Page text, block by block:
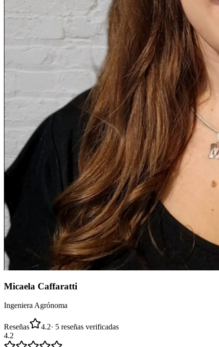
Micaela Caffaratti
Ingeniera Agrónoma
Reseñas 4.2· 5 reseñas verificadas
4.2